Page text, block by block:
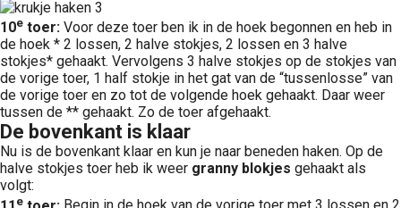
10e toer: Voor deze toer ben ik in de hoek begonnen en heb in
de hoek * 2 lossen, 2 halve stokjes, 2 lossen en 3 halve
stokjes* gehaakt. Vervolgens 3 halve stokjes op de stokjes van
de vorige toer, 1 half stokje in het gat van de “tussenlosse” van
de vorige toer en zo tot de volgende hoek gehaakt. Daar weer
tussen de ** gehaakt. Zo de toer afgehaakt.
De bovenkant is klaar
Nu is de bovenkant klaar en kun je naar beneden haken. Op de
halve stokjes toer heb ik weer granny blokjes gehaakt als
volgt:
e